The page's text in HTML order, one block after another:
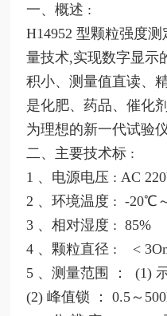
一、概述 :
H14952 型颗粒强度
量技术,实现数字显示
积小、测量值直读、
是化肥、药品、催化
为理想的新一代试验仪
二、主要技术标 :
1 、电源电压 : AC
2 、环境温度 : -20℃
3 、相对湿度 : 85%
4 、颗粒直径 : <
5 、测量范围 ： (1)
(2) 峰值锁 ： 0.5～